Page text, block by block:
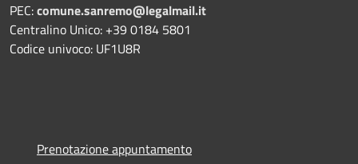
PEC:comune.sanremo@legalmail.it
Centralino Unico: +39 0184 5801
Codice univoco: UF1U8R
Prenotazione appuntamento